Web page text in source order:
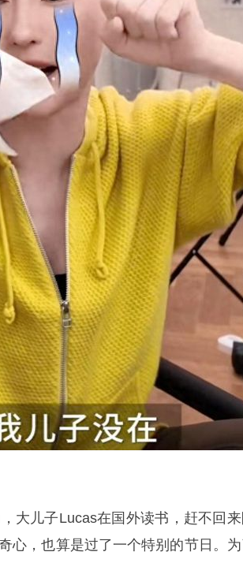
大儿子Lucas在国外读书，赶不回
心，也算是过了一个特别的节日。